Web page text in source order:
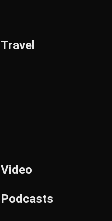
Travel
Video
Podcasts